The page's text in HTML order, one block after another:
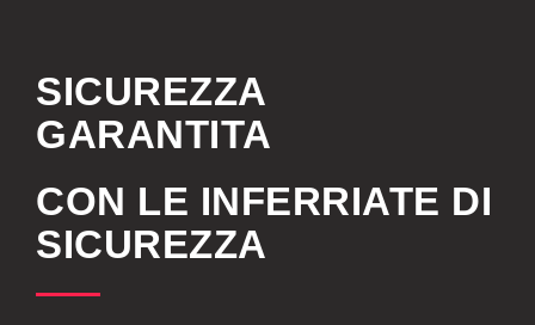
SICUREZZA
GARANTITA
CON LE INFERRIATE DI
SICUREZZA